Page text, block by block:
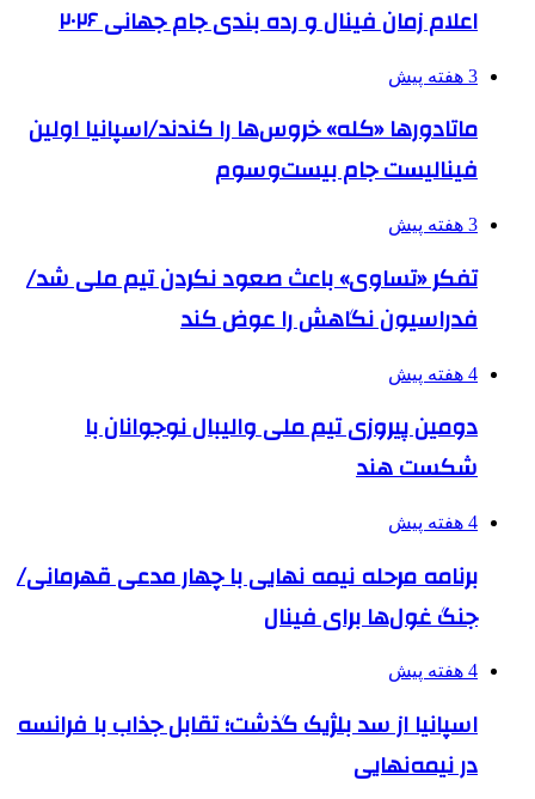
اعلام زمان فینال و رده بندی جام جهانی ۲۰۲۶
3 هفته پیش
ماتادورها «کله» خروس‌ها را کندند/اسپانیا اولین
فینالیست جام بیست‌وسوم
3 هفته پیش
تفکر «تساوی» باعث صعود نکردن تیم ملی شد/
فدراسیون نگاهش را عوض کند
4 هفته پیش
دومین پیروزی تیم ملی والیبال نوجوانان با
شکست هند
4 هفته پیش
برنامه مرحله نیمه نهایی با چهار مدعی قهرمانی/
جنگ غول‌ها برای فینال
4 هفته پیش
اسپانیا از سد بلژیک گذشت؛ تقابل جذاب با فرانسه
در نیمه‌نهایی